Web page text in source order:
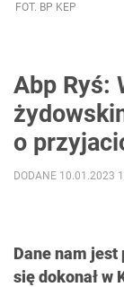
FOT. BP KEP
Abp Ryś:
o
Dane nam
się dokonał w
DODANE 10.01.2023